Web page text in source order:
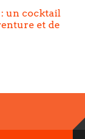
un cocktail
et de